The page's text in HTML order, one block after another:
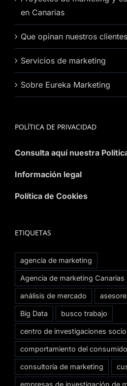
en Canarias
Que opinan nuestros clientes
Servicios de marketing
Sobre Eureka Marketing
POLÍTICA DE PRIVACIDAD
Consulta aquí nuestra
Información legal
Política de Cookies
ETIQUETAS
agencia de marketing
Agencia de marketing Canarias
análisis de mercado
Big Data busco trabajo
centro de investigaciones
comportamiento del
consultoría de marketing
empresas de investigación de